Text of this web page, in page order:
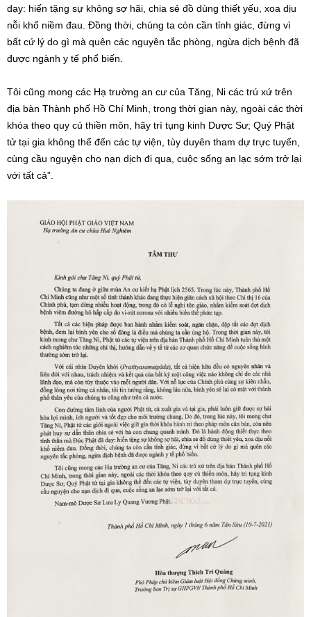
dạy: hiến tặng sự không sợ hãi, chia sẻ đồ dùng thiết yếu, xoa dịu
nỗi khổ niềm đau. Đồng thời, chúng ta còn cần tỉnh giác, đừng vì
bất cứ lý do gì mà quên các nguyên tắc phòng, ngừa dịch bệnh đã
được ngành y tế phổ biến.
Tôi cũng mong các Hạ trường an cư của Tăng, Ni các trú xứ trên
địa bàn Thành phố Hồ Chí Minh, trong thời gian này, ngoài các thời
khóa theo quy củ thiền môn, hãy trì tụng kinh Dược Sư; Quý Phật
tử tại gia không thể đến các tự viện, tùy duyên tham dự trực tuyến,
cùng cầu nguyện cho nạn dịch đi qua, cuộc sống an lạc sớm trở lại
với tất cả”.